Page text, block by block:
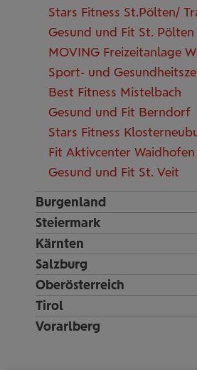
Stars Fitness St.Pölten/
Gesund und Fit St. Pölten
MOVING Freizeitanlage
Sport- und
Best Fitness Mistelbach
Gesund und Fit Berndorf
Stars Fitness
Fit Aktivcenter Waidhofen
Gesund und Fit St. Veit
Burgenland
Steiermark
Kärnten
Salzburg
Oberösterreich
Tirol
Vorarlberg